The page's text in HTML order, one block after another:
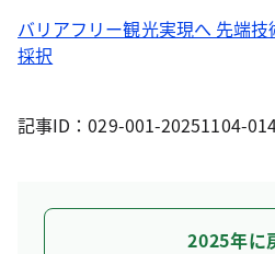
バリアフリー観光実現へ 先端
採択
記事ID：029-001-20251104-
2025年に